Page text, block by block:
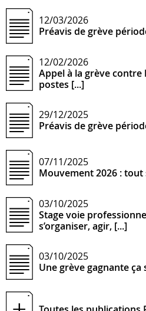
12/03/2026
Préavis de grève
12/02/2026
Appel à la grève contre
postes [...]
29/12/2025
Préavis de grève
07/11/2025
Mouvement 2026 :
03/10/2025
Stage voie
s’organiser, agir, [...]
03/10/2025
Une grève gagnante ça